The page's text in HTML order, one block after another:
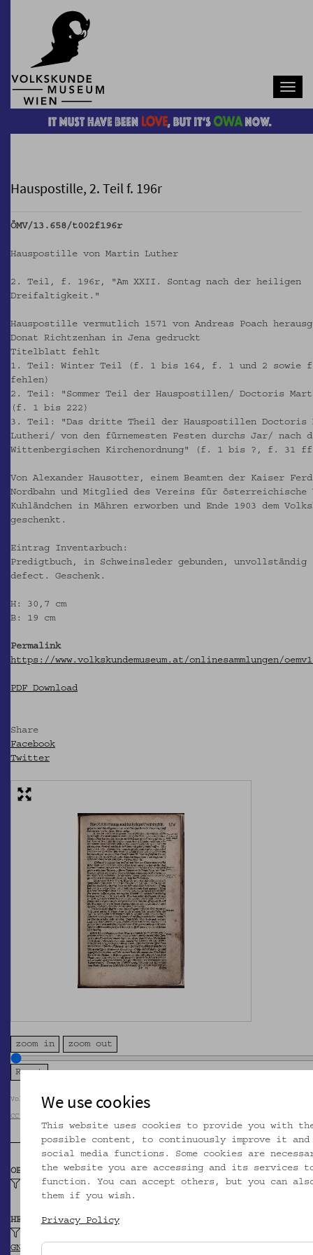
Hauspostille, 2. Teil f. 196r
ÖMV/13.658/t002f196r
Hauspostille von Martin Luther
2. Teil, f. 196r, "Am XXII. Sontag nach der heiligen
Dreifaltigkeit."
Hauspostille vermutlich 1571 von Andreas Poach
Donat Richtzenhan in Jena gedruckt
Titelblatt fehlt
1. Teil: Winter Teil (f. 1 bis 164, f. 1 und 2 sowie f.
fehlen)
2. Teil: "Sommer Teil der Hauspostillen/ Doctoris
(f. 1 bis 222)
3. Teil: "Das dritte Theil der Hauspostillen Doctoris
Lutheri/ von den fürnemesten Festen durchs Jar/ nach
Wittenbergischen Kirchenordnung" (f. 1 bis ?, f. 31
Von Alexander Hausotter, einem Beamten der Kaiser
Nordbahn und Mitglied des Vereins für österreichische
Kuhländchen in Mähren erworben und Ende 1903 dem
geschenkt.
Eintrag Inventarbuch:
Predigtbuch, in Schweinsleder gebunden,
defect. Geschenk.
H: 30,7 cm
B: 19 cm
Permalink
https://www.volkskundemuseum.at/onlinesammlungen/
PDF Download
Share
Facebook
Twitter
zoom in zoom out
Volkskundemuseum Wien
CC BY-NC-SA
OBJEKTKLASSE
Hauspostille, evangelische
HERSTELLER/IN
GND
We use cookies
This website uses cookies to provide you with
possible content, to continuously improve it
social media functions. Some cookies are
the website you are accessing and its services
function. You can accept others, but you can
them if you wish.
Privacy Policy